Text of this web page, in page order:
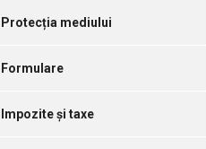
Protecția mediului
Formulare
Impozite și taxe